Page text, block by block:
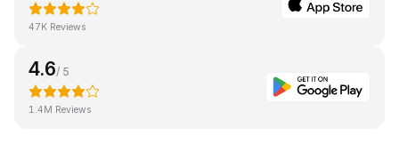
47K Reviews
4.6/ 5
1.4M Reviews